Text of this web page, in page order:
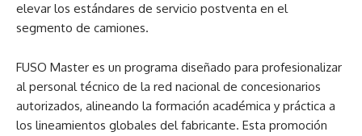
elevar los estándares de servicio postventa en el
segmento de camiones.
FUSO Master es un programa diseñado para profesionalizar
al personal técnico de la red nacional de concesionarios
autorizados, alineando la formación académica y práctica a
los lineamientos globales del fabricante. Esta promoción